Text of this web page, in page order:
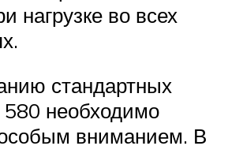
нагрузке во всех
стандартных
необходимо
вниманием. В